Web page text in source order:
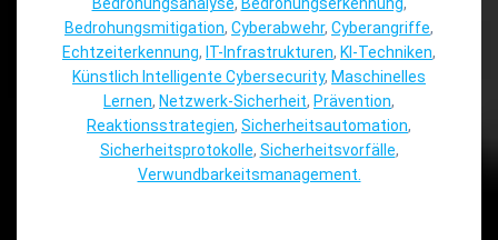
Bedrohungsmitigation, Cyberabwehr, Cyberangriffe,
Echtzeiterkennung, IT-Infrastrukturen, KI-Techniken,
Künstlich Intelligente Cybersecurity, Maschinelles
Lernen, Netzwerk-Sicherheit, Prävention,
Reaktionsstrategien, Sicherheitsautomation,
Sicherheitsprotokolle, Sicherheitsvorfälle,
Verwundbarkeitsmanagement.